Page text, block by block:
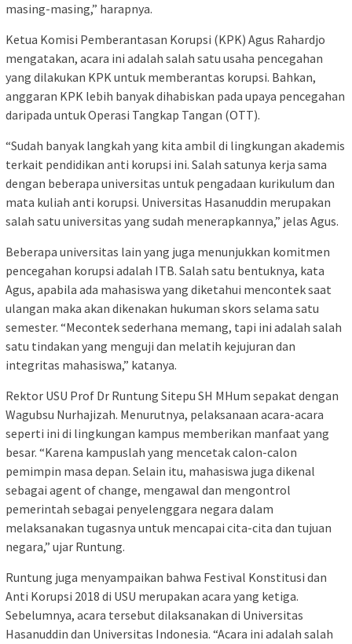
masing-masing,” harapnya.
Ketua Komisi Pemberantasan Korupsi (KPK) Agus Rahardjo
mengatakan, acara ini adalah salah satu usaha pencegahan
yang dilakukan KPK untuk memberantas korupsi. Bahkan,
anggaran KPK lebih banyak dihabiskan pada upaya pencegahan
daripada untuk Operasi Tangkap Tangan (OTT).
“Sudah banyak langkah yang kita ambil di lingkungan akademis
terkait pendidikan anti korupsi ini. Salah satunya kerja sama
dengan beberapa universitas untuk pengadaan kurikulum dan
mata kuliah anti korupsi. Universitas Hasanuddin merupakan
salah satu universitas yang sudah menerapkannya,” jelas Agus.
Beberapa universitas lain yang juga menunjukkan komitmen
pencegahan korupsi adalah ITB. Salah satu bentuknya, kata
Agus, apabila ada mahasiswa yang diketahui mencontek saat
ulangan maka akan dikenakan hukuman skors selama satu
semester. “Mecontek sederhana memang, tapi ini adalah salah
satu tindakan yang menguji dan melatih kejujuran dan
integritas mahasiswa,” katanya.
Rektor USU Prof Dr Runtung Sitepu SH MHum sepakat dengan
Wagubsu Nurhajizah. Menurutnya, pelaksanaan acara-acara
seperti ini di lingkungan kampus memberikan manfaat yang
besar. “Karena kampuslah yang mencetak calon-calon
pemimpin masa depan. Selain itu, mahasiswa juga dikenal
sebagai agent of change, mengawal dan mengontrol
pemerintah sebagai penyelenggara negara dalam
melaksanakan tugasnya untuk mencapai cita-cita dan tujuan
negara,” ujar Runtung.
Runtung juga menyampaikan bahwa Festival Konstitusi dan
Anti Korupsi 2018 di USU merupakan acara yang ketiga.
Sebelumnya, acara tersebut dilaksanakan di Universitas
Hasanuddin dan Universitas Indonesia. “Acara ini adalah salah